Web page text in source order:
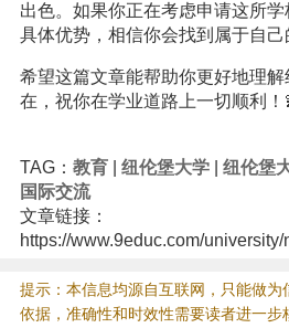
出色。如果你正在考虑申请这所
具体优势，相信你会找到属于自己
希望这篇文章能帮助你更好地理
在，祝你在学业道路上一切顺利！
TAG： 教育| 纽伦堡大学| 纽伦堡
国际交流
文章链接：
https://www.9educ.com/
提示：本信息均源自互联网，只能做
依据，准确性和时效性需要读者进一步